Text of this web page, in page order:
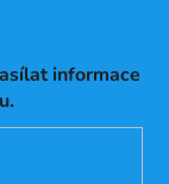
informace